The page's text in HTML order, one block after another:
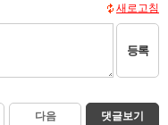
새로고침
등록
다음 댓글보기